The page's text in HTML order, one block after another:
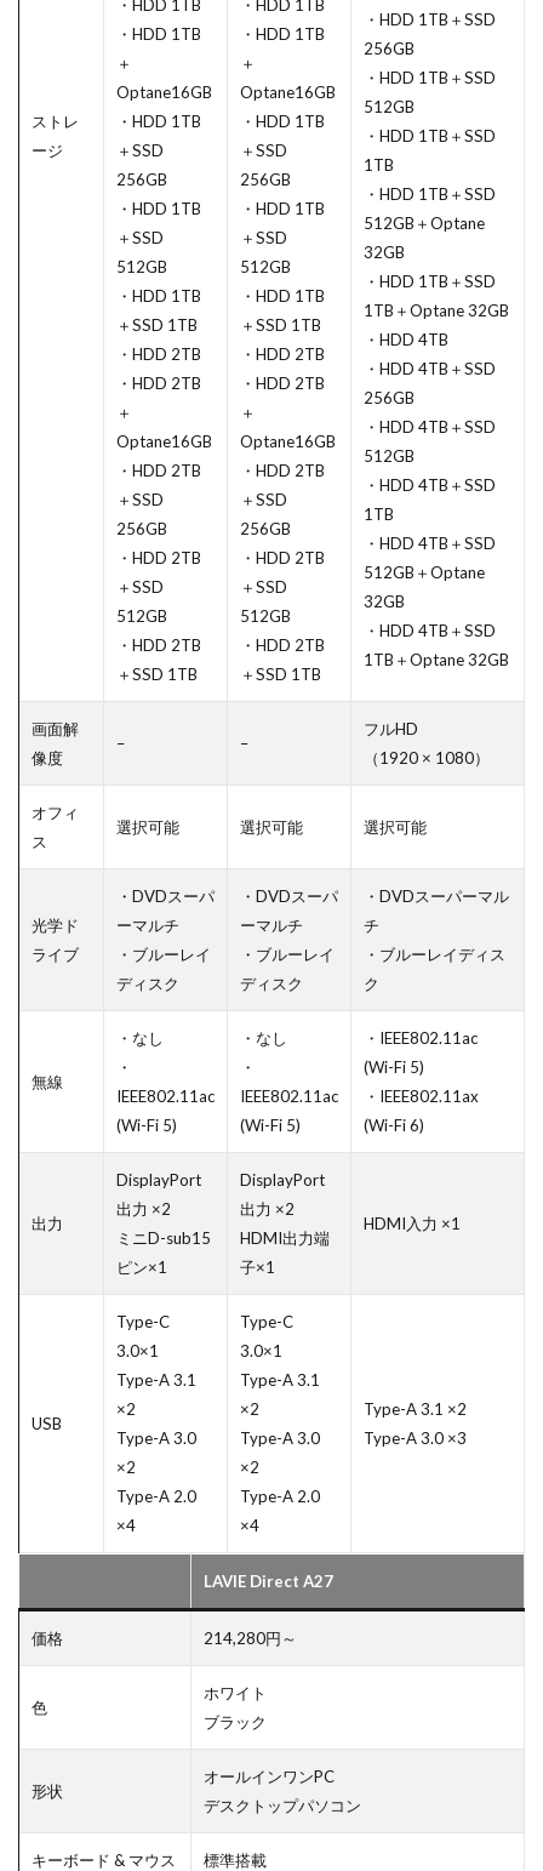
ストレ
ージ
・HDD 1TB
・HDD 1TB
＋
Optane16GB
・HDD 1TB
＋SSD
256GB
・HDD 1TB
＋SSD
512GB
・HDD 1TB
＋SSD 1TB
・HDD 2TB
・HDD 2TB
＋
Optane16GB
・HDD 2TB
＋SSD
256GB
・HDD 2TB
＋SSD
512GB
・HDD 2TB
＋SSD 1TB
・HDD 1TB
・HDD 1TB
＋
Optane16GB
・HDD 1TB
＋SSD
256GB
・HDD 1TB
＋SSD
512GB
・HDD 1TB
＋SSD 1TB
・HDD 2TB
・HDD 2TB
＋
Optane16GB
・HDD 2TB
＋SSD
256GB
・HDD 2TB
＋SSD
512GB
・HDD 2TB
＋SSD 1TB
・HDD 1TB＋SSD
256GB
・HDD 1TB＋SSD
512GB
・HDD 1TB＋SSD
1TB
・HDD 1TB＋SSD
512GB＋Optane
32GB
・HDD 1TB＋SSD
1TB＋Optane 32GB
・HDD 4TB
・HDD 4TB＋SSD
256GB
・HDD 4TB＋SSD
512GB
・HDD 4TB＋SSD
1TB
・HDD 4TB＋SSD
512GB＋Optane
32GB
・HDD 4TB＋SSD
1TB＋Optane 32GB
画面解
像度
– –
フルHD
（1920 × 1080）
オフィ
ス
選択可能 選択可能 選択可能
光学ド
ライブ
・DVDスーパ
ーマルチ
・ブルーレイ
ディスク
・DVDスーパ
ーマルチ
・ブルーレイ
ディスク
・DVDスーパーマル
チ
・ブルーレイディス
ク
無線
・なし
・
IEEE802.11ac
(Wi-Fi 5)
・なし
・
IEEE802.11ac
(Wi-Fi 5)
・IEEE802.11ac
(Wi-Fi 5)
・IEEE802.11ax
(Wi-Fi 6)
出力
DisplayPort
出力 ×2
ミニD-sub15
ピン×1
DisplayPort
出力 ×2
HDMI出力端
子×1
HDMI入力 ×1
USB
Type-C
3.0×1
Type-A 3.1
×2
Type-A 3.0
×2
Type-A 2.0
×4
Type-C
3.0×1
Type-A 3.1
×2
Type-A 3.0
×2
Type-A 2.0
×4
Type-A 3.1 ×2
Type-A 3.0 ×3
LAVIE Direct A27
価格 214,280円～
色
ホワイト
ブラック
形状
オールインワンPC
デスクトップパソコン
キーボード & マウス 標準搭載